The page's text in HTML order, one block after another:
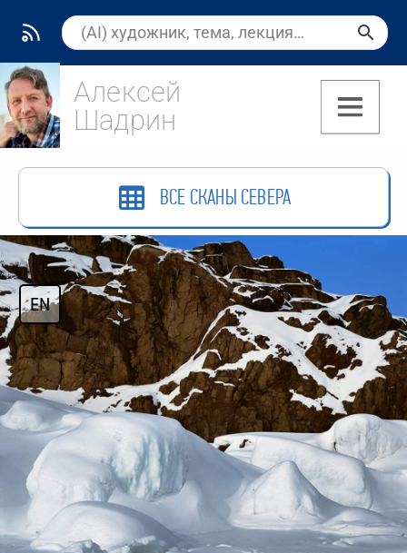
Алексей
Шадрин
(7)
ВСЕ СКАНЫ СЕВЕРА
EN